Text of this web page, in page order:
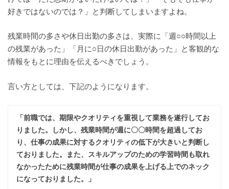
好きではないのでは？」と判断してしまいますよね。
残業時間の多さや休日出勤の多さは、実際に「週○○時間以上
の残業があった」「月に○日の休日出勤があった」と客観的な
情報をもとに理由を伝えるべきでしょう。
言い方としては、下記のようになります。
「前職では、期限やクオリティを重視して業務を遂行してお
りました。しかし、残業時間が週に〇〇時間を超過してお
り、仕事の成果に対するクオリティの低下が大きいと判断し
ておりました。また、スキルアップのための学習時間も取れ
なかったために残業時間が仕事の成果を上げる上でのネック
になっておりました。」